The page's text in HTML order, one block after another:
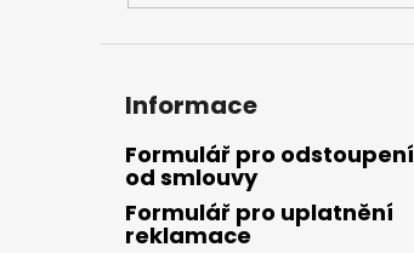
Informace
Formulář pro odstoupení
od smlouvy
Formulář pro uplatnění
reklamace